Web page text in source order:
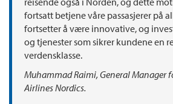
fortsatt betjene våre passasjerer på
fortsetter å være innovative, og
og tjenester som sikrer kundene en
verdensklasse.
Muhammad Raimi, General Manager
Airlines Nordics.